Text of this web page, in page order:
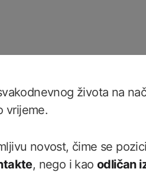
života na
vrijeme.
novost, čime se
, nego i kaoodličan